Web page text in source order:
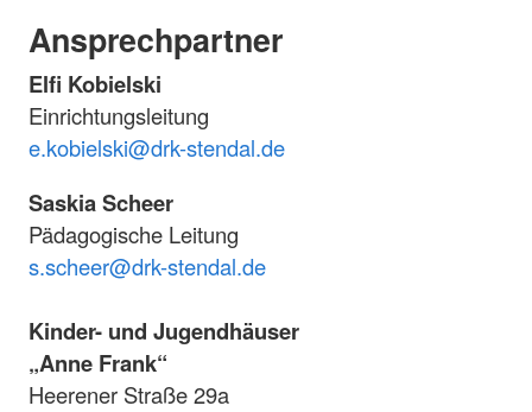
Ansprechpartner
Elfi Kobielski
Einrichtungsleitung
e.kobielski@drk-stendal.de
Saskia Scheer
Pädagogische Leitung
s.scheer@drk-stendal.de
Kinder- und Jugendhäuser
„Anne Frank“
Heerener Straße 29a